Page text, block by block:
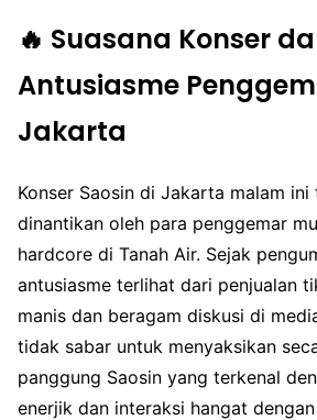
🔥 Suasana Konser
Antusiasme
Jakarta
Konser Saosin di Jakarta malam ini
dinantikan oleh para penggemar
hardcore di Tanah Air. Sejak
antusiasme terlihat dari penjualan
manis dan beragam diskusi di
tidak sabar untuk menyaksikan
panggung Saosin yang terkenal
enerjik dan interaksi hangat